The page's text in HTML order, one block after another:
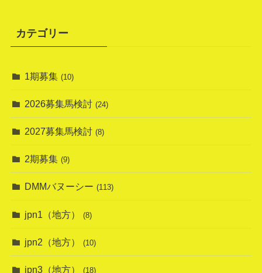
カテゴリー
1期募集 (10)
2026募集馬検討 (24)
2027募集馬検討 (8)
2期募集 (9)
DMMバヌーシー (113)
jpn1（地方） (8)
jpn2（地方） (10)
jpn3（地方） (18)